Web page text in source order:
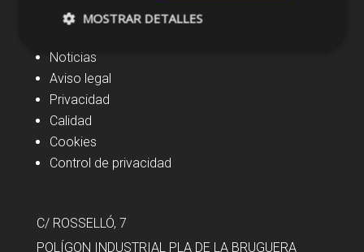
Navegación
Noticias
Aviso legal
Privacidad
Calidad
Cookies
Control de privacidad
C/ ROSSELLÓ, 7
POLÍGON INDUSTRIAL PLA DE LA BRUGUERA
MOSTRAR DETALLES